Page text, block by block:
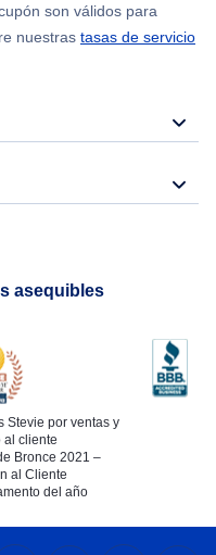
son válidos para
nuestras tasas de servicio
asequibles
Stevie por ventas y
al cliente
Bronce 2021 –
al Cliente
del año